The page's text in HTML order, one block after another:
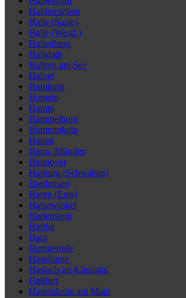
Haldensleben
Halle (Saale)
Halle (Westf.)
Hallenberg
Hallstadt
Haltern am See
Halver
Hamburg
Hameln
Hamm
Hammelburg
Hamminkeln
Hanau
Hann. Münden
Hannover
Harburg (Schwaben)
Hardegsen
Haren (Ems)
Harsewinkel
Hartenstein
Hartha
Harz
Harzgerode
Haselünne
Haslach im Kinzigtal
Haßfurt
Hattersheim am Main